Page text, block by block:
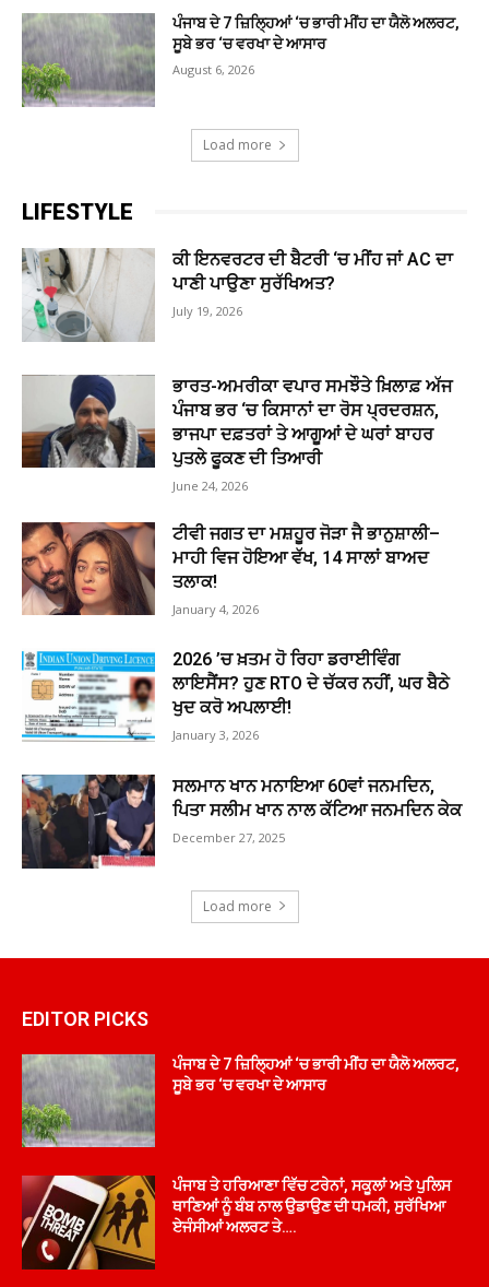
ਪੰਜਾਬ ਦੇ 7 ਜ਼ਿਲ੍ਹਿਆਂ ‘ਚ ਭਾਰੀ ਮੀਂਹ ਦਾ ਯੈਲੋ ਅਲਰਟ,
ਸੂਬੇ ਭਰ ‘ਚ ਵਰਖਾ ਦੇ ਆਸਾਰ
August 6, 2026
Load more
LIFESTYLE
ਕੀ ਇਨਵਰਟਰ ਦੀ ਬੈਟਰੀ ‘ਚ ਮੀਂਹ ਜਾਂ AC ਦਾ
ਪਾਣੀ ਪਾਉਣਾ ਸੁਰੱਖਿਅਤ?
July 19, 2026
ਭਾਰਤ-ਅਮਰੀਕਾ ਵਪਾਰ ਸਮਝੌਤੇ ਖ਼ਿਲਾਫ਼ ਅੱਜ
ਪੰਜਾਬ ਭਰ ‘ਚ ਕਿਸਾਨਾਂ ਦਾ ਰੋਸ ਪ੍ਰਦਰਸ਼ਨ,
ਭਾਜਪਾ ਦਫ਼ਤਰਾਂ ਤੇ ਆਗੂਆਂ ਦੇ ਘਰਾਂ ਬਾਹਰ
ਪੁਤਲੇ ਫੂਕਣ ਦੀ ਤਿਆਰੀ
June 24, 2026
ਟੀਵੀ ਜਗਤ ਦਾ ਮਸ਼ਹੂਰ ਜੋੜਾ ਜੈ ਭਾਨੁਸ਼ਾਲੀ–
ਮਾਹੀ ਵਿਜ ਹੋਇਆ ਵੱਖ, 14 ਸਾਲਾਂ ਬਾਅਦ
ਤਲਾਕ!
January 4, 2026
2026 ’ਚ ਖ਼ਤਮ ਹੋ ਰਿਹਾ ਡਰਾਈਵਿੰਗ
ਲਾਇਸੈਂਸ? ਹੁਣ RTO ਦੇ ਚੱਕਰ ਨਹੀਂ, ਘਰ ਬੈਠੇ
ਖੁਦ ਕਰੋ ਅਪਲਾਈ!
January 3, 2026
ਸਲਮਾਨ ਖਾਨ ਮਨਾਇਆ 60ਵਾਂ ਜਨਮਦਿਨ,
ਪਿਤਾ ਸਲੀਮ ਖਾਨ ਨਾਲ ਕੱਟਿਆ ਜਨਮਦਿਨ ਕੇਕ
December 27, 2025
Load more
EDITOR PICKS
ਪੰਜਾਬ ਦੇ 7 ਜ਼ਿਲ੍ਹਿਆਂ ‘ਚ ਭਾਰੀ ਮੀਂਹ ਦਾ ਯੈਲੋ ਅਲਰਟ,
ਸੂਬੇ ਭਰ ‘ਚ ਵਰਖਾ ਦੇ ਆਸਾਰ
ਪੰਜਾਬ ਤੇ ਹਰਿਆਣਾ ਵਿੱਚ ਟਰੇਨਾਂ, ਸਕੂਲਾਂ ਅਤੇ ਪੁਲਿਸ
ਥਾਣਿਆਂ ਨੂੰ ਬੰਬ ਨਾਲ ਉਡਾਉਣ ਦੀ ਧਮਕੀ, ਸੁਰੱਖਿਆ
ਏਜੰਸੀਆਂ ਅਲਰਟ ਤੇ….